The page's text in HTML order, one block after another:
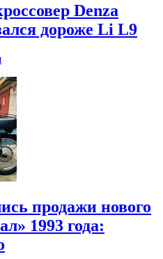
Denza
дороже Li L9
продажи нового
1993 года: